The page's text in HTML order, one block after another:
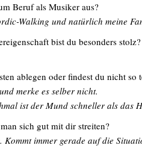
Beruf als Musiker aus?
Walking und natürlich meine
bist du besonders stolz?
ablegen oder findest du nicht so
merke es selber nicht.
ist der Mund schneller als das
sich gut mit dir streiten?
Kommt immer gerade auf die